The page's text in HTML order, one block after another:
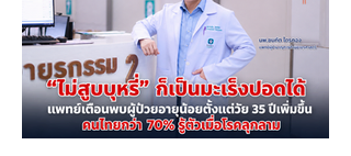
ระดับและเพิ่มมูลค่าผลผลิตทางการ
เกษตร โดยเฉพาะอ้อยและมันสำปะหลัง...